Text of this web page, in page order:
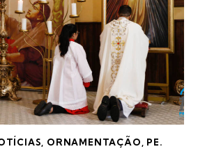
, ORNAMENTAÇÃO, PE.